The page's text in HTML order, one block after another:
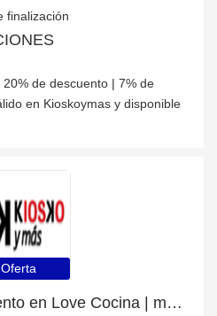
finalización
de descuento | 7% de
en Kioskoymas y disponible
Oferta
Hasta 34% de descuento en Love Cocina | mejor oferta